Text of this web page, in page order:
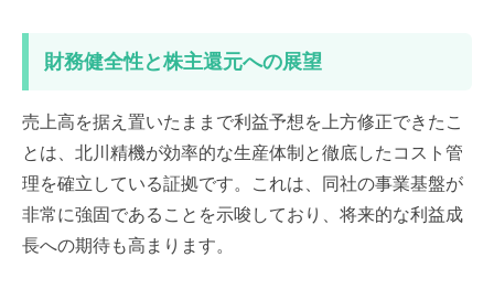
財務健全性と株主還元への展望
売上高を据え置いたままで利益予想を上方修正できたこ
とは、北川精機が効率的な生産体制と徹底したコスト管
理を確立している証拠です。これは、同社の事業基盤が
非常に強固であることを示唆しており、将来的な利益成
長への期待も高まります。